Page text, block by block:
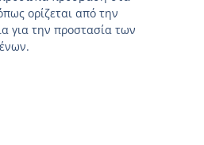
ορίζεται από την
για την προστασία των